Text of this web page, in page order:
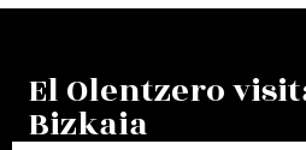
El Olentzero
Bizkaia